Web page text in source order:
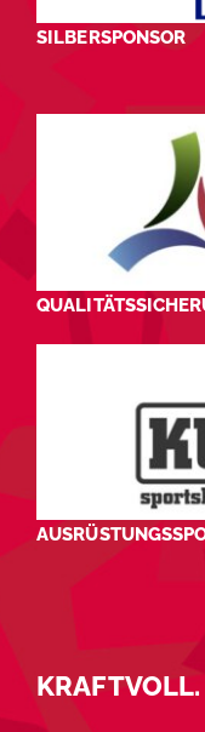
SILBERSPONSOR